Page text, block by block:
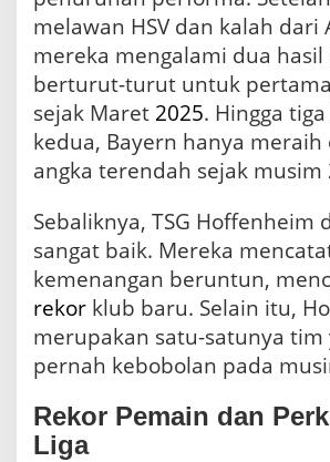
melawan HSV dan kalah dari
mereka mengalami dua
berturut-turut untuk
sejak Maret 2025. Hingga
kedua, Bayern hanya
angka terendah sejak musim
Sebaliknya, TSG Hoffenheim
sangat baik. Mereka
kemenangan beruntun,
rekor klub baru. Selain itu,
merupakan satu-satunya tim
pernah kebobolan pada
Rekor Pemain dan
Liga